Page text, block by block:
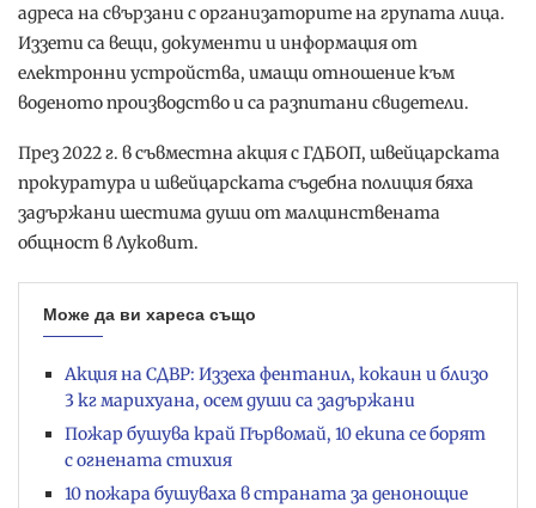
адреса на свързани с организаторите на групата лица.
Иззети са вещи, документи и информация от
електронни устройства, имащи отношение към
воденото производство и са разпитани свидетели.
През 2022 г. в съвместна акция с ГДБОП, швейцарската
прокуратура и швейцарската съдебна полиция бяха
задържани шестима души от малцинствената
общност в Луковит.
Може да ви хареса също
Акция на СДВР: Иззеха фентанил, кокаин и близо
3 кг марихуана, осем души са задържани
Пожар бушува край Първомай, 10 екипа се борят
с огнената стихия
10 пожара бушуваха в страната за денонощие